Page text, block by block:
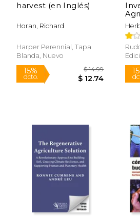
dcto.
Rápido
harvest (en Inglés)
Horan, Richard
Harper Perennial, Tapa
Blanda, Nuevo
y